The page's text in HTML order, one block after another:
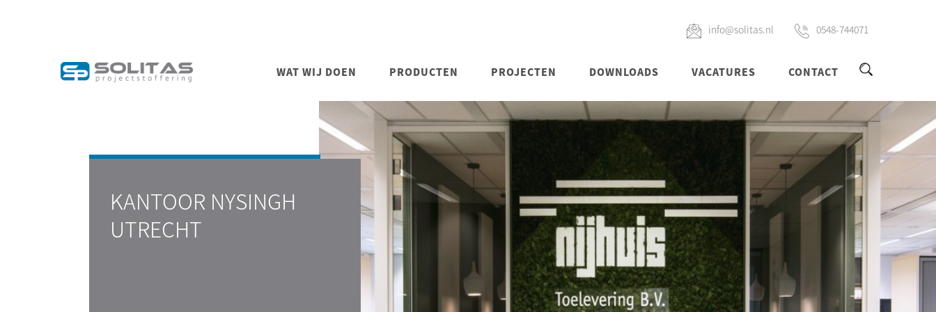
info@solitas.nl 0548-744071
WAT WIJ DOEN PRODUCTEN PROJECTEN DOWNLOADS VACATURES CONTACT
KANTOOR NYSINGH
UTRECHT